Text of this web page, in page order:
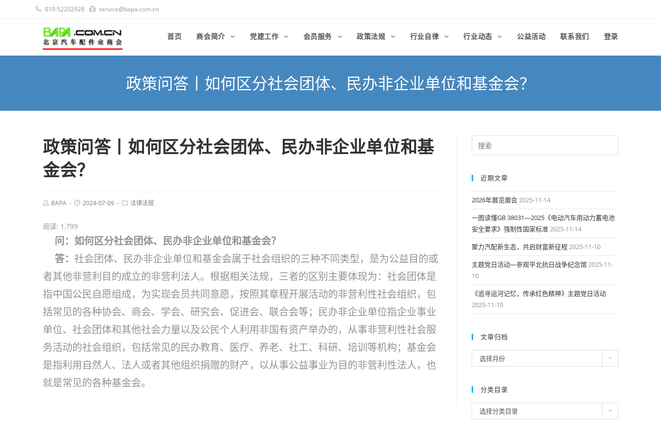
010-52202928 service@bapa.com.cn
首页 商会简介 党建工作 会员服务 政策法规 行业自律 行业动态 公益活动 联系我们 登录
政策问答丨如何区分社会团体、民办非企业单位和基金会？
政策问答丨如何区分社会团体、民办非企业单位和基
金会？
BAPA 2024-07-09 法律法规
阅读: 1,799
问： 如何区分社会团体、民办非企业单位和基金会？
答： 社会团体、民办非企业单位和基金会属于社会组织的三种不同类型，是为公益目的或
者其他非营利目的成立的非营利法人。根据相关法规，三者的区别主要体现为：社会团体是
指中国公民自愿组成，为实现会员共同意愿，按照其章程开展活动的非营利性社会组织，包
括常见的各种协会、商会、学会、研究会、促进会、联合会等；民办非企业单位指企业事业
单位、社会团体和其他社会力量以及公民个人利用非国有资产举办的，从事非营利性社会服
务活动的社会组织，包括常见的民办教育、医疗、养老、社工、科研、培训等机构；基金会
是指利用自然人、法人或者其他组织捐赠的财产，以从事公益事业为目的非营利性法人，也
就是常见的各种基金会。
近期文章
2026年展览展会2025-11-14
一图读懂GB 38031—2025《电动汽车用动力蓄电池
安全要求》强制性国家标准2025-11-14
聚力汽配新生态，共启财富新征程2025-11-10
主题党日活动—参观平北抗日战争纪念馆2025-11-
10
《追寻运河记忆，传承红色精神》主题党日活动
2025-11-10
文章归档
章
档
选择月份
分类目录
类
选择分类目录